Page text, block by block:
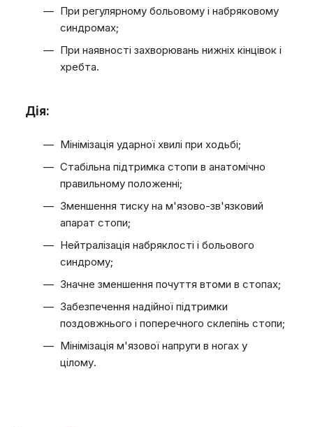
При регулярному больовому і набряковому
синдромах;
При наявності захворювань нижніх кінцівок і
хребта.
Дія:
Мінімізація ударної хвилі при ходьбі;
Стабільна підтримка стопи в анатомічно
правильному положенні;
Зменшення тиску на м'язово-зв'язковий
апарат стопи;
Нейтралізація набряклості і больового
синдрому;
Значне зменшення почуття втоми в стопах;
Забезпечення надійної підтримки
поздовжнього і поперечного склепінь стопи;
Мінімізація м'язової напруги в ногах у
цілому.